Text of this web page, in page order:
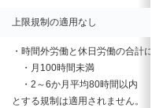
上限規制の適用なし
・時間外労働と休日労働の合計に
・月100時間未満
・2～6か月平均80時間以内
とする規制は適用されません。